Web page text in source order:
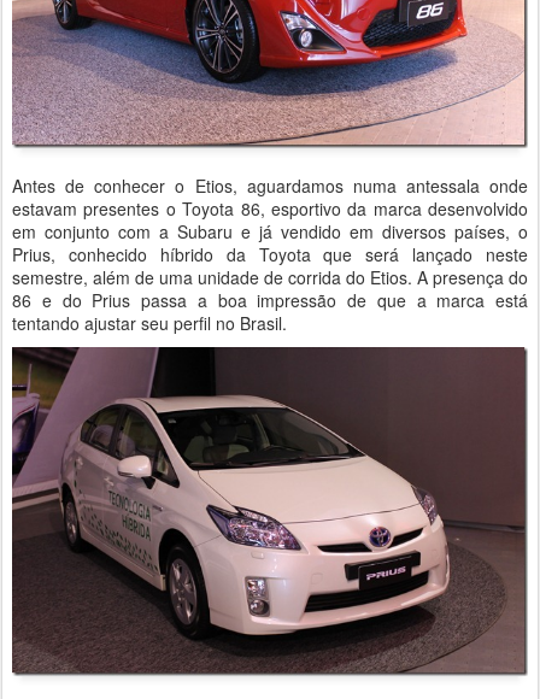
Antes de conhecer o Etios, aguardamos numa antessala onde
estavam presentes o Toyota 86, esportivo da marca desenvolvido
em conjunto com a Subaru e já vendido em diversos países, o
Prius, conhecido híbrido da Toyota que será lançado neste
semestre, além de uma unidade de corrida do Etios. A presença do
86 e do Prius passa a boa impressão de que a marca está
tentando ajustar seu perfil no Brasil.